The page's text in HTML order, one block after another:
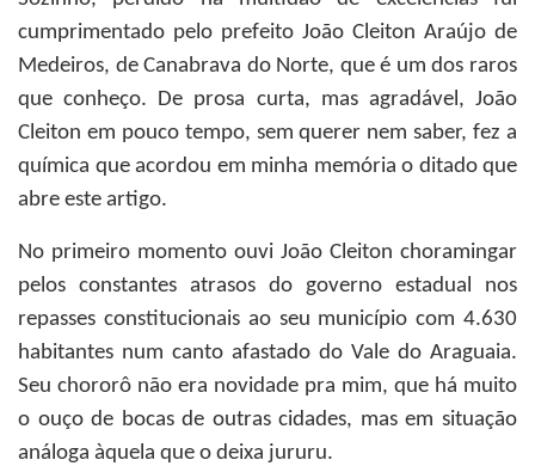
cumprimentado pelo prefeito João Cleiton Araújo de
Medeiros, de Canabrava do Norte, que é um dos raros
que conheço. De prosa curta, mas agradável, João
Cleiton em pouco tempo, sem querer nem saber, fez a
química que acordou em minha memória o ditado que
abre este artigo.
No primeiro momento ouvi João Cleiton choramingar
pelos constantes atrasos do governo estadual nos
repasses constitucionais ao seu município com 4.630
habitantes num canto afastado do Vale do Araguaia.
Seu chororô não era novidade pra mim, que há muito
o ouço de bocas de outras cidades, mas em situação
análoga àquela que o deixa jururu.